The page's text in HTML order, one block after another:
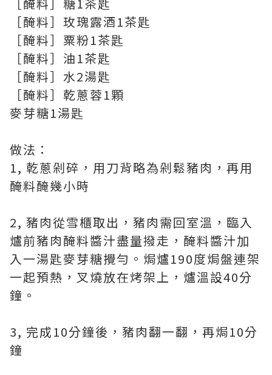
［醃料］玫瑰露酒1茶匙
［醃料］粟粉1茶匙
［醃料］油1茶匙
［醃料］水2湯匙
［醃料］乾蔥蓉1顆
麥芽糖1湯匙
做法：
1, 乾蔥剁碎，用刀背略為剁鬆豬肉，再用
醃料醃幾小時
2, 豬肉從雪櫃取出，豬肉需回室溫，臨入
爐前豬肉醃料醬汁盡量撥走，醃料醬汁加
入一湯匙麥芽糖攪勻。焗爐190度焗盤連架
一起預熱，叉燒放在烤架上，爐溫設40分
鐘。
3, 完成10分鐘後，豬肉翻一翻，再焗10分
鐘